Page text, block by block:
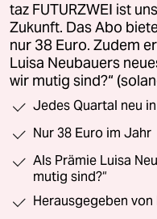
taz FUTURZWEI ist
Zukunft. Das Abo
nur 38 Euro. Zudem
Luisa Neubauers
wir mutig sind?“
Jedes Quartal neu
Nur 38 Euro im Jahr
Als Prämie Luisa
mutig sind?“
Herausgegeben von